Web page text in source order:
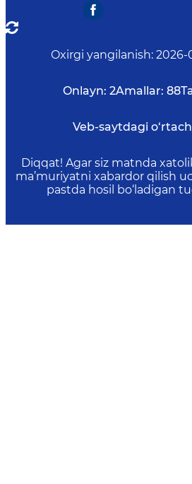
Oxirgi yangilanish: 2026-
Onlayn: 2Amallar: 88
Veb-saytdagi
Diqqat! Agar siz matnda
ma’muriyatni xabardor qilish
pastda hosil bo‘ladigan